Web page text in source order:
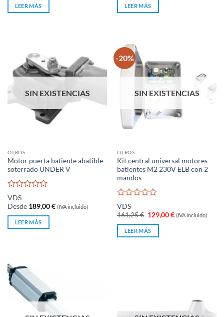
5
LEER MÁS
5
LEER MÁS
SIN EXISTENCIAS
OTROS
Motor puerta batiente abatible
soterrado UNDER V
Valorado
con
0
5
VDS
Desde 189,00€ (IVA incluido)
LEER MÁS
-20%
SIN EXISTENCIAS
OTROS
Kit central universal motores
batientes M2 230V ELB con 2
mandos
Valorado
con
0
5
VDS
161,25€ El
precio
original
era:
129,00€El
precio
(IVA incluido)
LEER MÁS